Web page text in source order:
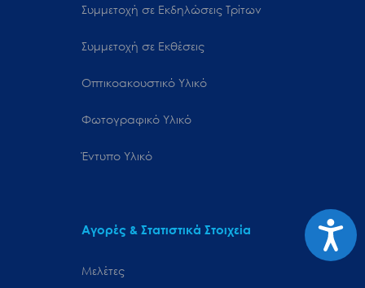
Συμμετοχή σε Εκδηλώσεις Τρίτων
Συμμετοχή σε Εκθέσεις
Οπτικοακουστικό Υλικό
Φωτογραφικό Υλικό
Έντυπο Υλικό
Αγορές & Στατιστικά Στοιχεία
Μελέτες